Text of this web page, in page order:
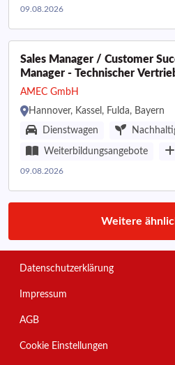
09.08.2026
Sales Manager / Customer
Manager - Technischer
elektronische Bauelemente
AMEC GmbH
Hannover, Kassel, Fulda, Bayern
Dienstwagen
Weiterbildungsangebote
09.08.2026
Weitere
Datenschutzerklärung
Impressum
AGB
Cookie Einstellungen